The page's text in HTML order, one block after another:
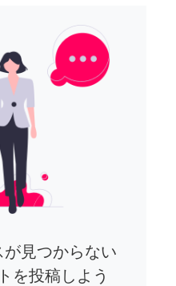
見つからない
を投稿しよう